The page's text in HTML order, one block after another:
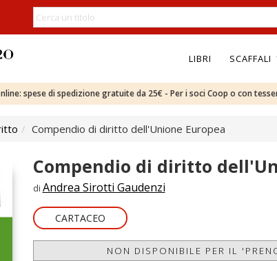
LIBRI SCAFFALI
spese di spedizione gratuite da 25€ - Per i soci Coop o con
Compendio di diritto dell'Unione Europea
Compendio di diritto
di Andrea Sirotti Gaudenzi
CARTACEO
NON DISPONIBILE PER IL